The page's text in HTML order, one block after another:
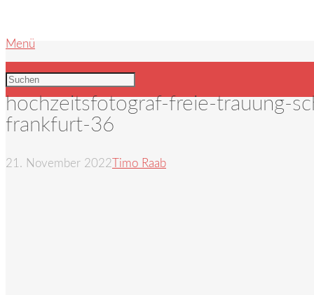
Menü
hochzeitsfotograf-freie-trauung-
frankfurt-36
21. November 2022 Timo Raab